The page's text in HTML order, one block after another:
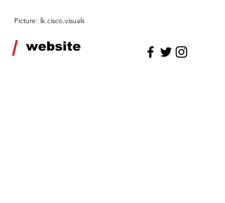
Picture: lk.cisco.visuals
/ website